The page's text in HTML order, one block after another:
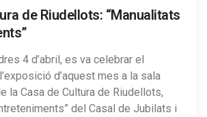
de Riudellots: “Manualitats
4 d’abril, es va celebrar el
d’aquest mes a la sala
la Casa de Cultura de Riudellots,
del Casal de Jubilats i